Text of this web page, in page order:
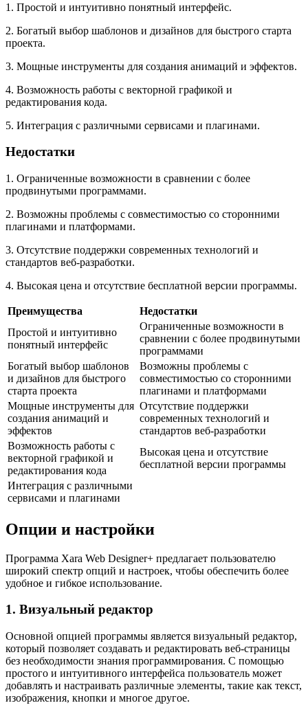
1. Простой и интуитивно понятный интерфейс.
2. Богатый выбор шаблонов и дизайнов для быстрого старта
проекта.
3. Мощные инструменты для создания анимаций и эффектов.
4. Возможность работы с векторной графикой и
редактирования кода.
5. Интеграция с различными сервисами и плагинами.
Недостатки
1. Ограниченные возможности в сравнении с более
продвинутыми программами.
2. Возможны проблемы с совместимостью со сторонними
плагинами и платформами.
3. Отсутствие поддержки современных технологий и
стандартов веб-разработки.
4. Высокая цена и отсутствие бесплатной версии программы.
Преимущества
Недостатки
Простой и интуитивно
понятный интерфейс
Ограниченные возможности в
сравнении с более продвинутыми
программами
Богатый выбор шаблонов
и дизайнов для быстрого
старта проекта
Возможны проблемы с
совместимостью со сторонними
плагинами и платформами
Мощные инструменты для
создания анимаций и
эффектов
Отсутствие поддержки
современных технологий и
стандартов веб-разработки
Возможность работы с
векторной графикой и
редактирования кода
Высокая цена и отсутствие
бесплатной версии программы
Интеграция с различными
сервисами и плагинами
Опции и настройки
Программа Xara Web Designer+ предлагает пользователю
широкий спектр опций и настроек, чтобы обеспечить более
удобное и гибкое использование.
1. Визуальный редактор
Основной опцией программы является визуальный редактор,
который позволяет создавать и редактировать веб-страницы
без необходимости знания программирования. С помощью
простого и интуитивного интерфейса пользователь может
добавлять и настраивать различные элементы, такие как текст,
изображения, кнопки и многое другое.